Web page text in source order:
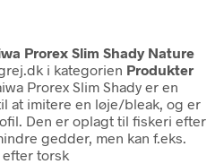
Prorex Slim Shady Nature
i kategorien Produkter
Prorex Slim Shady er en
at imitere en løje/bleak, og er
Den er oplagt til fiskeri efter
gedder, men kan f.eks.
torsk